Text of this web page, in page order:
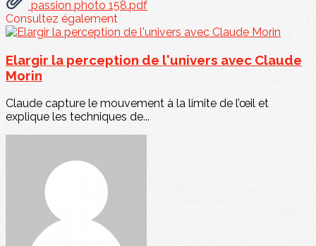
passion photo 158.pdf
Consultez également
Elargir la perception de l'univers avec Claude
Morin
Claude capture le mouvement à la limite de l’œil et
explique les techniques de...